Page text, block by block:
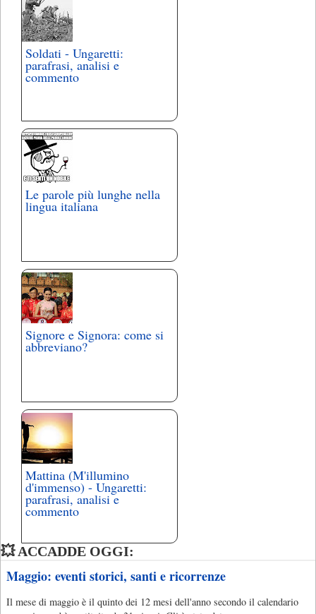
Soldati - Ungaretti:
parafrasi, analisi e
commento
Le parole più lunghe nella
lingua italiana
Signore e Signora: come si
abbreviano?
Mattina (M'illumino
d'immenso) - Ungaretti:
parafrasi, analisi e
commento
💥 ACCADDE OGGI:
Maggio: eventi storici, santi e ricorrenze
Il mese di maggio è il quinto dei 12 mesi dell'anno secondo il calendario